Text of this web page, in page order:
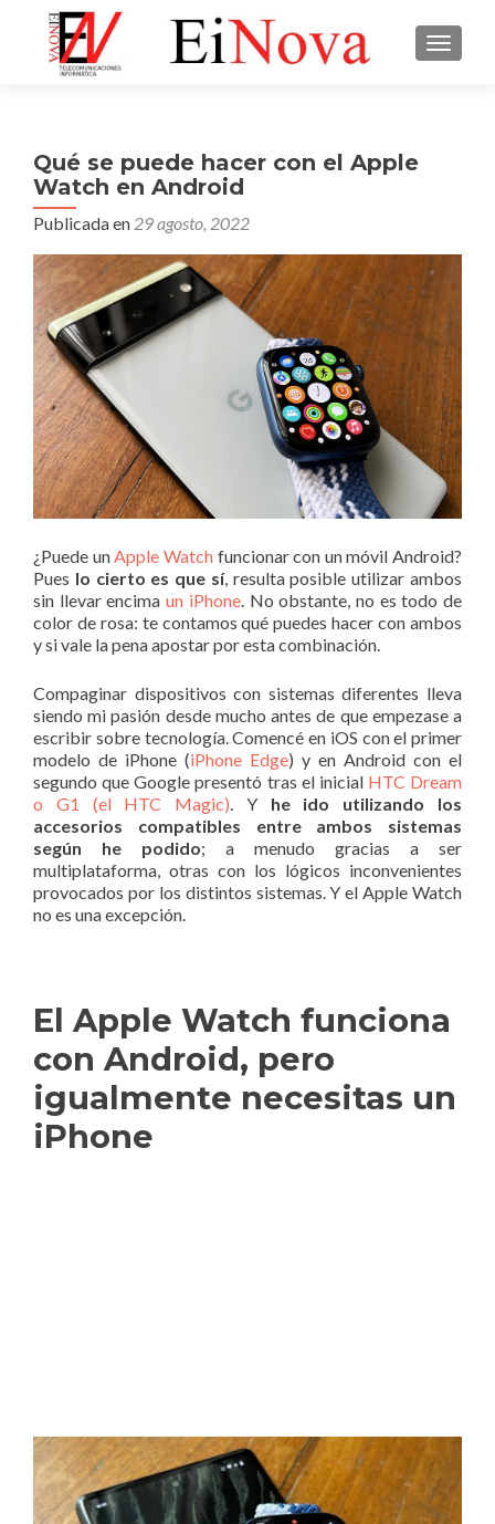
Qué se puede hacer con el Apple
Watch en Android
Publicada en 29 agosto, 2022
¿Puede unApple Watchfuncionar con un móvil Android?
Pues lo cierto es que sí, resulta posible utilizar ambos
sin llevar encimaun iPhone. No obstante, no es todo de
color de rosa: te contamos qué puedes hacer con ambos
y si vale la pena apostar por esta combinación.
Compaginar dispositivos con sistemas diferentes lleva
siendo mi pasión desde mucho antes de que empezase a
escribir sobre tecnología. Comencé en iOS con el primer
modelo de iPhone (iPhone Edge) y en Android con el
segundo que Google presentó tras el inicial HTC Dream
o G1 (el HTC Magic). Y he ido utilizando los
accesorios compatibles entre ambos sistemas
según he podido; a menudo gracias a ser
multiplataforma, otras con los lógicos inconvenientes
provocados por los distintos sistemas. Y el Apple Watch
no es una excepción.
El Apple Watch funciona
con Android, pero
igualmente necesitas un
iPhone